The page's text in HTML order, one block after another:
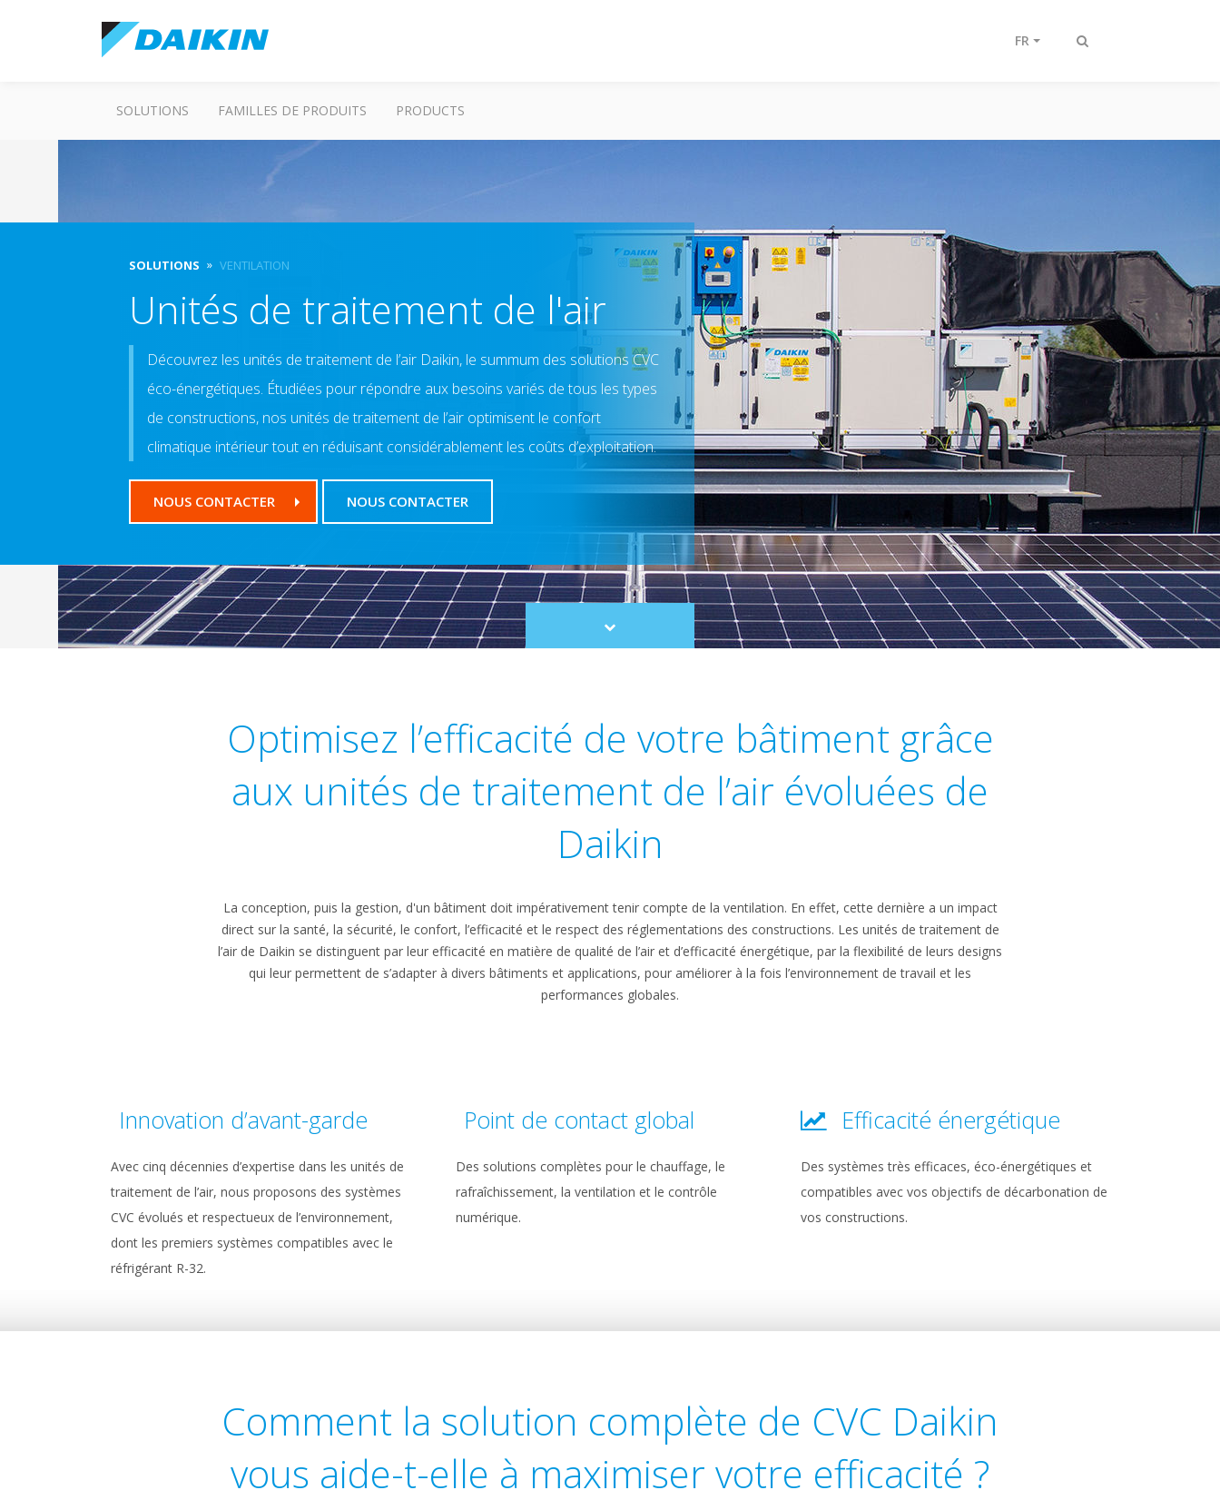
Afficher/masquer
FR
SOLUTIONS FAMILLES DE PRODUITS PRODUCTS
SOLUTIONS VENTILATION
Unités de traitement de l'air
Découvrez les unités de traitement de l’air Daikin, le summum des solutions CVC
éco-énergétiques. Étudiées pour répondre aux besoins variés de tous les types
de constructions, nos unités de traitement de l’air optimisent le confort
climatique intérieur tout en réduisant considérablement les coûts d’exploitation.
NOUS CONTACTER NOUS CONTACTER
Scroll
to
Optimisez l’efficacité de votre bâtiment grâce
aux unités de traitement de l’air évoluées de
Daikin
La conception, puis la gestion, d'un bâtiment doit impérativement tenir compte de la ventilation. En effet, cette dernière a un impact
direct sur la santé, la sécurité, le confort, l’efficacité et le respect des réglementations des constructions. Les unités de traitement de
l’air de Daikin se distinguent par leur efficacité en matière de qualité de l’air et d’efficacité énergétique, par la flexibilité de leurs designs
qui leur permettent de s’adapter à divers bâtiments et applications, pour améliorer à la fois l’environnement de travail et les
performances globales.
Innovation d’avant-garde
Avec cinq décennies d’expertise dans les unités de
traitement de l’air, nous proposons des systèmes
CVC évolués et respectueux de l’environnement,
dont les premiers systèmes compatibles avec le
réfrigérant R-32.
Point de contact global
Des solutions complètes pour le chauffage, le
rafraîchissement, la ventilation et le contrôle
numérique.
Efficacité énergétique
Des systèmes très efficaces, éco-énergétiques et
compatibles avec vos objectifs de décarbonation de
vos constructions.
Comment la solution complète de CVC Daikin
vous aide-t-elle à maximiser votre efficacité ?